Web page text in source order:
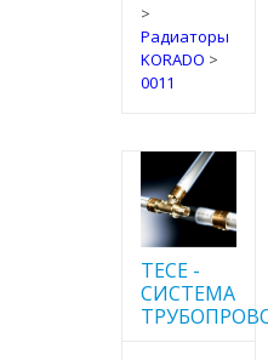
>
Радиаторы
KORADO >
0011
TECE -
CИСТЕМА